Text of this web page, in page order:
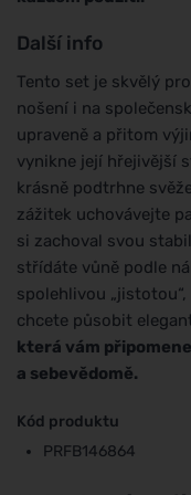
Další info
Tento set je skvělý
nošení i na
upraveně a přitom
vynikne její hřejivější
krásně podtrhne
zážitek uchovávejte
si zachoval svou
střídáte vůně podle
spolehlivou
chcete působit
která vám
a sebevědomě.
Kód produktu
PRFB146864